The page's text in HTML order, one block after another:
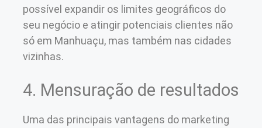
possível expandir os limites geográficos do
seu negócio e atingir potenciais clientes não
só em Manhuaçu, mas também nas cidades
vizinhas.
4. Mensuração de resultados
Uma das principais vantagens do marketing